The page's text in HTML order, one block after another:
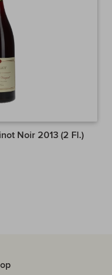
Noir 2013 (2 Fl.)